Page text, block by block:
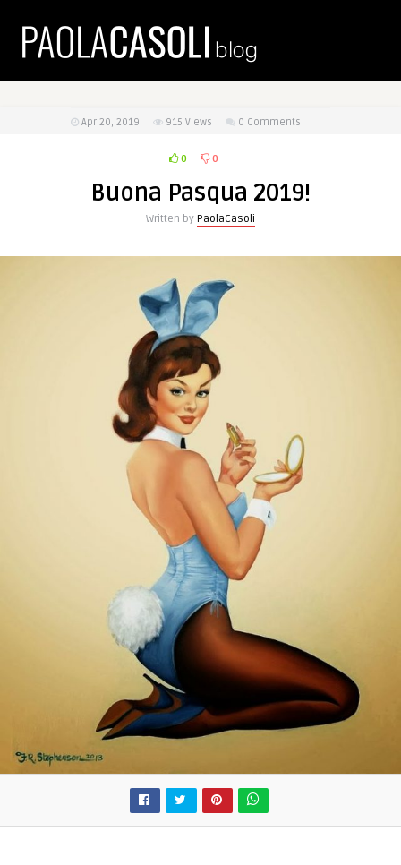
Apr 20, 2019 915 Views 0 Comments
0 0
Buona Pasqua 2019!
Written by PaolaCasoli